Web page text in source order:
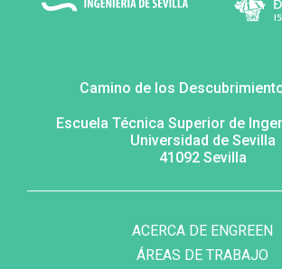
Camino de los
Escuela Técnica Superior de
Universidad de Sevilla
41092 Sevilla
MENÚ
ACERCA DE ENGREEN
ÁREAS DE TRABAJO